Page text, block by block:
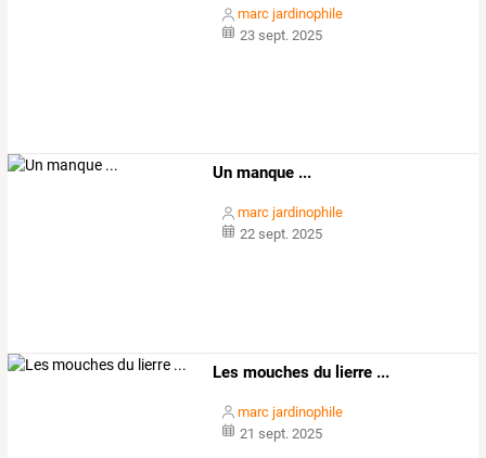
marc jardinophile
23 sept. 2025
Un manque ...
marc jardinophile
22 sept. 2025
Les mouches du lierre ...
marc jardinophile
21 sept. 2025